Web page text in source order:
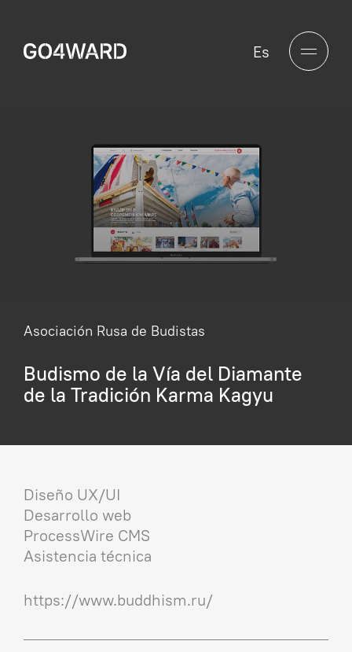
Es
Asociación Rusa de Budistas
Budismo de la Vía del Diamante
de la Tradición Karma Kagyu
Diseño UX/UI
Desarrollo web
ProcessWire CMS
Asistencia técnica
https://www.buddhism.ru/